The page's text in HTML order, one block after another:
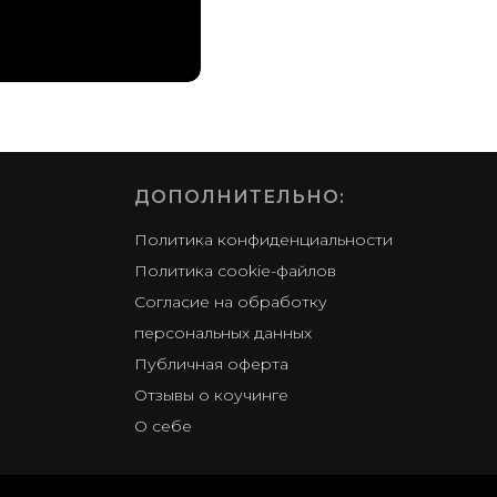
ДОПОЛНИТЕЛЬНО:
Политика конфиденциальности
Политика cookie-файлов
Согласие на обработку
персональных данных
Публичная оферта
Отзывы о коучинге
О себе